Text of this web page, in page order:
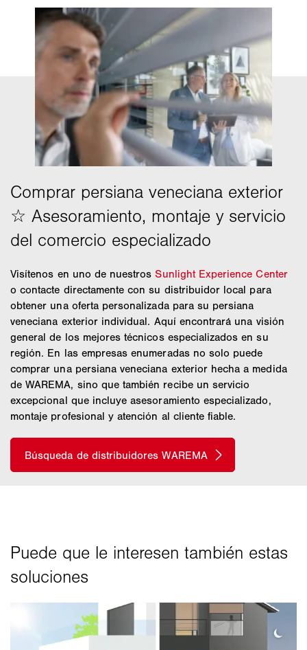
Visítenos en uno de nuestrosSunlight Experience Center
o contacte directamente con su distribuidor local para
obtener una oferta personalizada para su persiana
veneciana exterior individual. Aquí encontrará una visión
general de los mejores técnicos especializados en su
región. En las empresas enumeradas no solo puede
comprar una persiana veneciana exterior hecha a medida
de WAREMA, sino que también recibe un servicio
excepcional que incluye asesoramiento especializado,
montaje profesional y atención al cliente fiable.